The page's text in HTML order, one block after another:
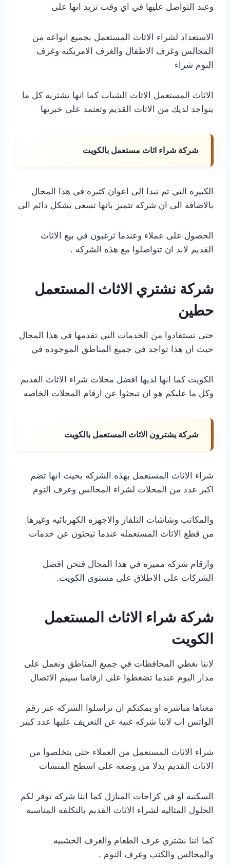
وعند التواصل عليها في اي وقت تزيد انها على
الاستعداد لشراء الاثاث المستعمل بجميع انواعه من
المجالس وغرف الاطفال والغرف الامريكيه وغرف
النوم شراء
الاثاث المستعمل الاثاث الشباب كما انها تشتريه كل ما
يتواجد لديك من الاثاث القديم وتعتمد على خبرتها
شركة شراء اثاث مستعمل بالكويت
الكبيره التي تم تبدا الى اعوان كثيره في هذا المجال
بالاضافه الى ان شركه تتميز بانها تسعى بشكل دائم الى
الحصول على عملاء وعندما ترغبون في بيع الاثاث
القديم لابد ان تتواصلوا مع هذه الشركه .
شركة نشتري الاثاث المستعمل
حطين
حتى تستفادوا من الخدمات التي تقدمها في هذا المجال
حيث ان هذا تواجد في جميع المناطق الموجوده في
الكويت كما انها لديها افضل محلات شراء الاثاث القديم
وكل ما عليكم هو ان تبحثوا عن ارقام المحلات الخاصه
شركة يشترون الاثاث المستعمل بالكويت
شراء الاثاث المستعمل بهذه الشركه بحيث انها تضم
اكبر عدد من المحلات لشراء المجالس وغرف النوم
والمكاتب وشاشات التلفاز والاجهزه الكهربائيه وغيرها
من قطع الاثاث المستعمله عندما تبحثون عن خدمات
وارقام شركه مميزه في هذا المجال فنحن افضل
الشركات على الاطلاق على مستوى الكويت.
شركة شراء الاثاث المستعمل
الكويت
لاننا نغطي المحافظات في جميع المناطق ونعمل على
مدار اليوم عندما تضغطوا على ارقامنا سيتم الاتصال
معناها مباشره او يمكنكم ان تراسلوا الشركه عبر رقم
الواتس اب لاننا شركه غنيه عن التعريف عليها عدد كبير
شراء الاثاث المستعمل من العملاء حتى يتخلصوا من
الاثاث القديم بدلا من وضعه على اسطح المنشات
السكنيه او في كراجات المنازل كما اننا شركه توفر لكم
الحلول المثاليه لشراء الاثاث القديم بالتكلفه المناسبه
كما اننا نشتري غرف الطعام والغرف الخشبيه
والمجالس والكنب وغرف النوم .